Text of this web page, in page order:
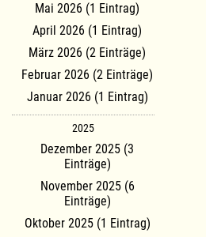
Mai 2026 (1 Eintrag)
April 2026 (1 Eintrag)
März 2026 (2 Einträge)
Februar 2026 (2 Einträge)
Januar 2026 (1 Eintrag)
2025
Dezember 2025 (3
Einträge)
November 2025 (6
Einträge)
Oktober 2025 (1 Eintrag)